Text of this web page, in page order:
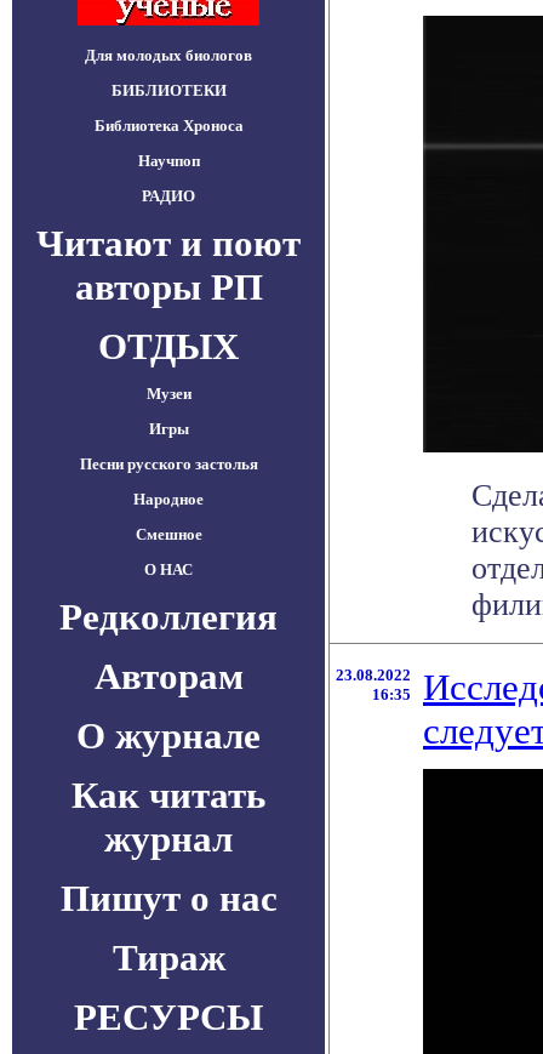
Для молодых биологов
БИБЛИОТЕКИ
Библиотека Хроноса
Научпоп
РАДИО
Читают и поют
авторы РП
ОТДЫХ
Музеи
Игры
Песни русского застолья
Народное
Смешное
О НАС
Редколлегия
Авторам
О журнале
Как читать
журнал
Пишут о нас
Тираж
РЕСУРСЫ
23.08.2022
16:35